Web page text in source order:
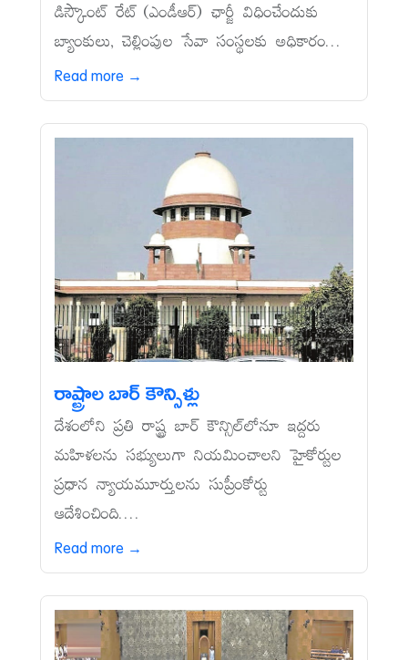
డిస్కౌంట్‌ రేట్‌ (ఎండీఆర్‌) ఛార్జీ విధించేందుకు
బ్యాంకులు, చెల్లింపుల సేవా సంస్థలకు అధికారం...
Read more →
రాష్ట్రాల బార్‌ కౌన్సిళ్లు
దేశంలోని ప్రతి రాష్ట్ర బార్‌ కౌన్సిల్‌లోనూ ఇద్దరు
మహిళలను సభ్యులుగా నియమించాలని హైకోర్టుల
ప్రధాన న్యాయమూర్తులను సుప్రీంకోర్టు
ఆదేశించింది....
Read more →